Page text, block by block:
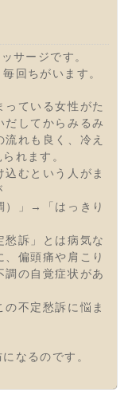
サージです。
回ちがいます。
ている女性がた
だしてからみるみ
れも良く、冷え
れます。
むという人がま
）」→「はっきり
愁訴」とは病気な
偏頭痛や肩こり
調の自覚症状があ
不定愁訴に悩ま
なるのです。